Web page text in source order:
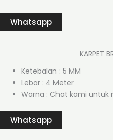
Whatsapp
KARPET
Ketebalan : 5 MM
Lebar : 4 Meter
Warna : Chat kami untuk
Whatsapp